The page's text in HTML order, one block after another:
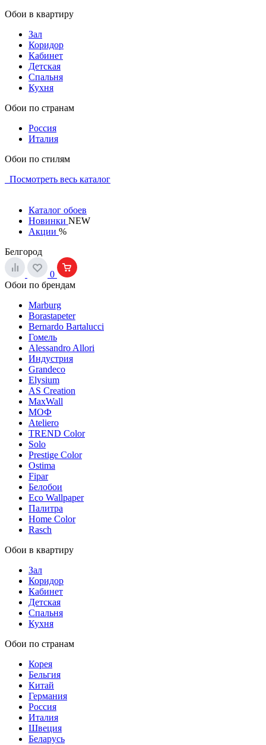
Обои в квартиру
Зал
Коридор
Кабинет
Детская
Спальня
Кухня
Обои по странам
Россия
Италия
Обои по стилям
Посмотреть весь каталог
Каталог обоев
Новинки NEW
Акции %
Белгород
0
Обои по брендам
Marburg
Borastapeter
Bernardo Bartalucci
Гомель
Alessandro Allori
Индустрия
Grandeco
Elysium
AS Creation
MaxWall
МОФ
Ateliero
TREND Color
Solo
Prestige Color
Ostima
Fipar
Белобои
Eco Wallpaper
Палитра
Home Color
Rasch
Обои в квартиру
Зал
Коридор
Кабинет
Детская
Спальня
Кухня
Обои по странам
Корея
Бельгия
Китай
Германия
Россия
Италия
Швеция
Беларусь